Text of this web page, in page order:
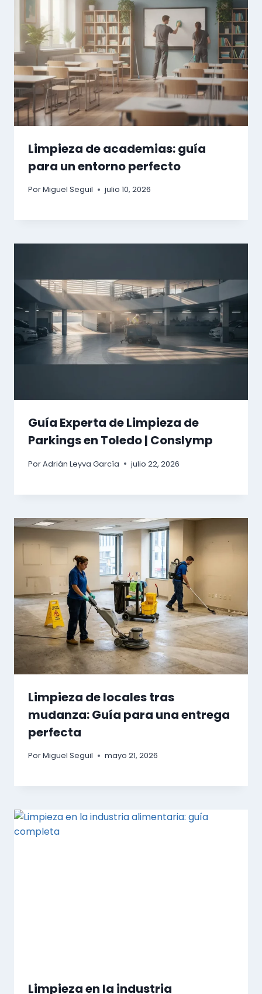
Limpieza de academias: guía
para un entorno perfecto
PorMiguel Seguil julio 10, 2026
Guía Experta de Limpieza de
Parkings en Toledo | Conslymp
PorAdrián Leyva García julio 22, 2026
Limpieza de locales tras
mudanza: Guía para una entrega
perfecta
PorMiguel Seguil mayo 21, 2026
Limpieza en la industria